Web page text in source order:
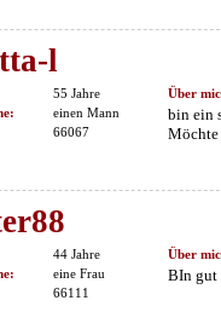
l
55 Jahre
einen Mann
66067
Über
bin ein
Möchte
44 Jahre
eine Frau
66111
Über
BIn gut